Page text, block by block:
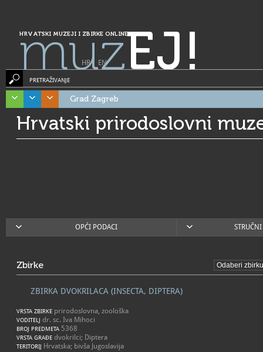
HRVATSKI MUZEJI I ZBIRKE ONLINE
muzEJ!
HR| EN
PRETRAŽIVANJE
Grad Zagreb
Hrvatski prirodoslovni
OPĆI PODACI
Zbirke
ZBIRKA DVOKRILACA (INSECTA, DIPTERA)
VRSTA ZBIRKE prirodoslovna, zoološka
VODITELJ dr. sc. Iva Mihoci
BROJ PREDMETA 5368
VRSTA GRAĐE dvokrilci; Diptera
TERITORIJ Hrvatska; bivša Jugoslavija